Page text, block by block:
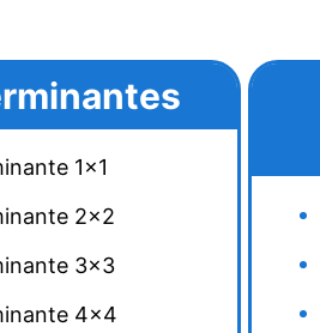
1×1
2×2
3×3
4×4